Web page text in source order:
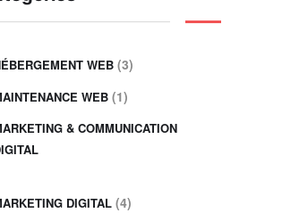
WEB (3)
WEB (1)
& COMMUNICATION
DIGITAL (4)